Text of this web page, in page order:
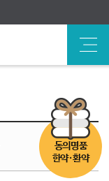
동의명품
한약·환약